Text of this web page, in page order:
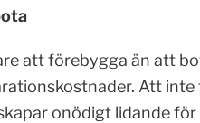
att förebygga än att
Att
onödigt lidande